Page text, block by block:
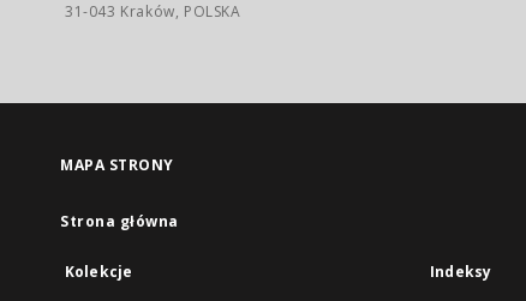
31-043 Kraków, POLSKA
MAPA STRONY
Strona główna
Kolekcje Indeksy